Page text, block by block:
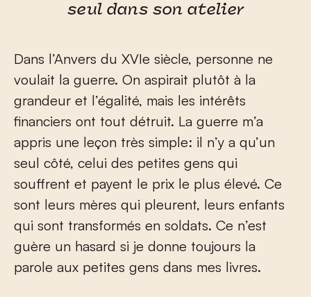
seul dans son atelier
Dans l’Anvers du XVIe siècle, personne ne
voulait la guerre. On aspirait plutôt à la
grandeur et l’égalité, mais les intérêts
financiers ont tout détruit. La guerre m’a
appris une leçon très simple: il n’y a qu’un
seul côté, celui des petites gens qui
souffrent et payent le prix le plus élevé. Ce
sont leurs mères qui pleurent, leurs enfants
qui sont transformés en soldats. Ce n’est
guère un hasard si je donne toujours la
parole aux petites gens dans mes livres.